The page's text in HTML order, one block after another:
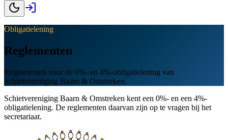
Obligatielening
Reglementen
Reglementen voor de 0%- en 4%-obligatielening van
Schietvereniging Baarn & Omstreken.
Schietvereniging Baarn & Omstreken kent een 0%- en een 4%-
obligatielening. De reglementen daarvan zijn op te vragen bij het
secretariaat.